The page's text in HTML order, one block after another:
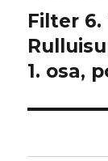
Filter 6.
1. osa,